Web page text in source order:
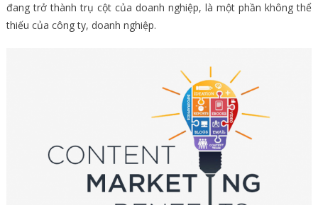
đang trở thành trụ cột của doanh nghiệp, là một phần không thể
thiếu của công ty, doanh nghiệp.